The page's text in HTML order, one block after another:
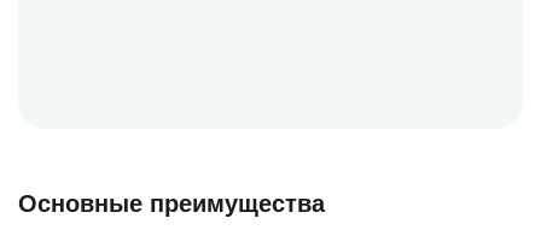
Основные преимущества